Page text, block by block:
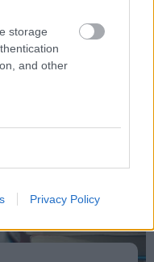
storage
and other
Privacy Policy
Κατάρτιση